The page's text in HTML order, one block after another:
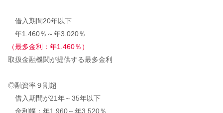
借入期間20年以下
年1.460％～年3.020％
（最多金利：年1.460％）
取扱金融機関が提供する最多金利
◎融資率９割超
借入期間が21年～35年以下
金利幅：年1.960～年3.520％